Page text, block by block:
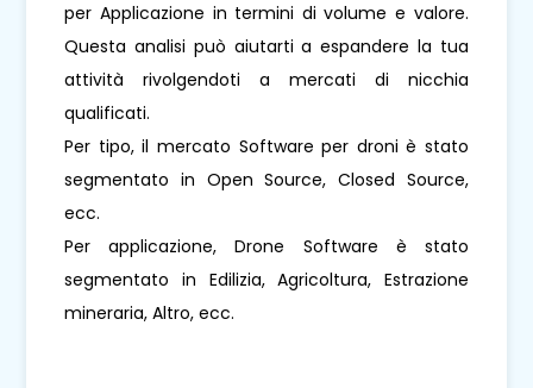
per Applicazione in termini di volume e valore.
Questa analisi può aiutarti a espandere la tua
attività rivolgendoti a mercati di nicchia
qualificati.
Per tipo, il mercato Software per droni è stato
segmentato in Open Source, Closed Source,
ecc.
Per applicazione, Drone Software è stato
segmentato in Edilizia, Agricoltura, Estrazione
mineraria, Altro, ecc.